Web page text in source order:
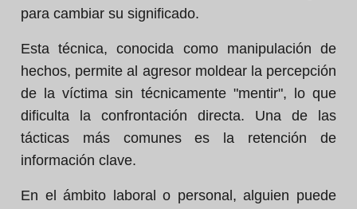
para cambiar su significado.
Esta técnica, conocida como manipulación de
hechos, permite al agresor moldear la percepción
de la víctima sin técnicamente "mentir", lo que
dificulta la confrontación directa. Una de las
tácticas más comunes es la retención de
información clave.
En el ámbito laboral o personal, alguien puede